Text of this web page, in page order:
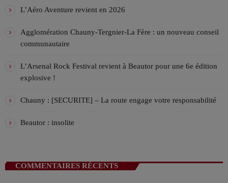
bande vous accompagnent de bonne humeur sur le retour de
de Damien, Lilian et Anne-so, leur mission ? vous donner le
sourire en fin de journée.
La playlist VIV’FM
19:00 - 00:00
MUSIC NON-STOP
L’Aéro Aventure revient en 2026
Agglomération Chauny-Tergnier-La Fère : un nouveau conseil
communautaire
L’Arsenal Rock Festival revient à Beautor pour une 6e édition
explosive !
Chauny : [SECURITE] – La route engage votre responsabilité
Beautor : insolite
COMMENTAIRES RÉCENTS